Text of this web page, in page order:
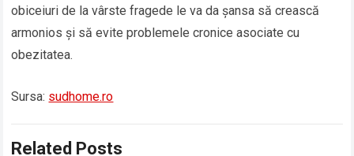
obiceiuri de la vârste fragede le va da șansa să crească
armonios și să evite problemele cronice asociate cu
obezitatea.
Sursa: sudhome.ro
Related Posts